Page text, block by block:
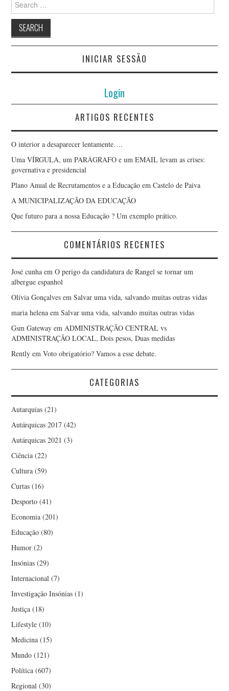
for:
INICIAR SESSÃO
Login
ARTIGOS RECENTES
O interior a desaparecer lentamente….
Uma VÍRGULA, um PARÁGRAFO e um EMAIL levam as crises:
governativa e presidencial
Plano Anual de Recrutamentos e a Educação em Castelo de Paiva
A MUNICIPALIZAÇÃO DA EDUCAÇÃO
Que futuro para a nossa Educação ? Um exemplo prático.
COMENTÁRIOS RECENTES
José cunha emO perigo da candidatura de Rangel se tornar um
albergue espanhol
Olívia Gonçalves emSalvar uma vida, salvando muitas outras vidas
maria helena emSalvar uma vida, salvando muitas outras vidas
Gsm Gateway emADMINISTRAÇÃO CENTRAL vs
ADMINISTRAÇÃO LOCAL, Dois pesos, Duas medidas
Rently emVoto obrigatório? Vamos a esse debate.
CATEGORIAS
Autarquias (21)
Autárquicas 2017 (42)
Autárquicas 2021 (3)
Ciência (22)
Cultura (59)
Curtas (16)
Desporto (41)
Economia (201)
Educação (80)
Humor (2)
Insónias (29)
Internacional (7)
Investigação Insónias (1)
Justiça (18)
Lifestyle (10)
Medicina (15)
Mundo (121)
Política (607)
Regional (30)